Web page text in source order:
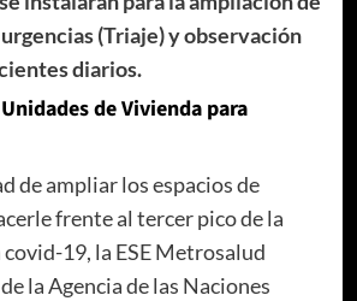
(Triaje) y observación
diarios.
de Vivienda para
de ampliar los espacios de
frente al tercer pico de la
19, la ESE Metrosalud
la Agencia de las Naciones